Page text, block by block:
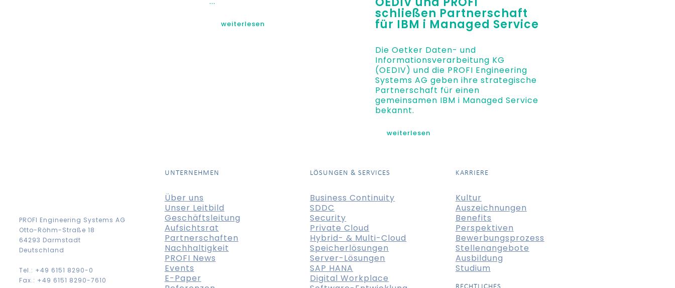
weiterlesen
schließen Partnerschaft
für IBM i Managed Service
Die Oetker Daten- und
Informationsverarbeitung KG
(OEDIV) und die PROFI Engineering
Systems AG geben ihre strategische
Partnerschaft für einen
gemeinsamen IBM i Managed Service
bekannt.
weiterlesen
PROFI Engineering Systems AG
Otto-Röhm-Straße 18
64293 Darmstadt
Deutschland
Tel.: +49 6151 8290-0
Fax.: +49 6151 8290-7610
UNTERNEHMEN
Über uns
Unser Leitbild
Geschäftsleitung
Aufsichtsrat
Partnerschaften
Nachhaltigkeit
PROFI News
Events
E-Paper
LÖSUNGEN & SERVICES
Business Continuity
SDDC
Security
Private Cloud
Hybrid- & Multi-Cloud
Speicherlösungen
Server-Lösungen
SAP HANA
Digital Workplace
KARRIERE
Kultur
Auszeichnungen
Benefits
Perspektiven
Bewerbungsprozess
Stellenangebote
Ausbildung
Studium
RECHTLICHES